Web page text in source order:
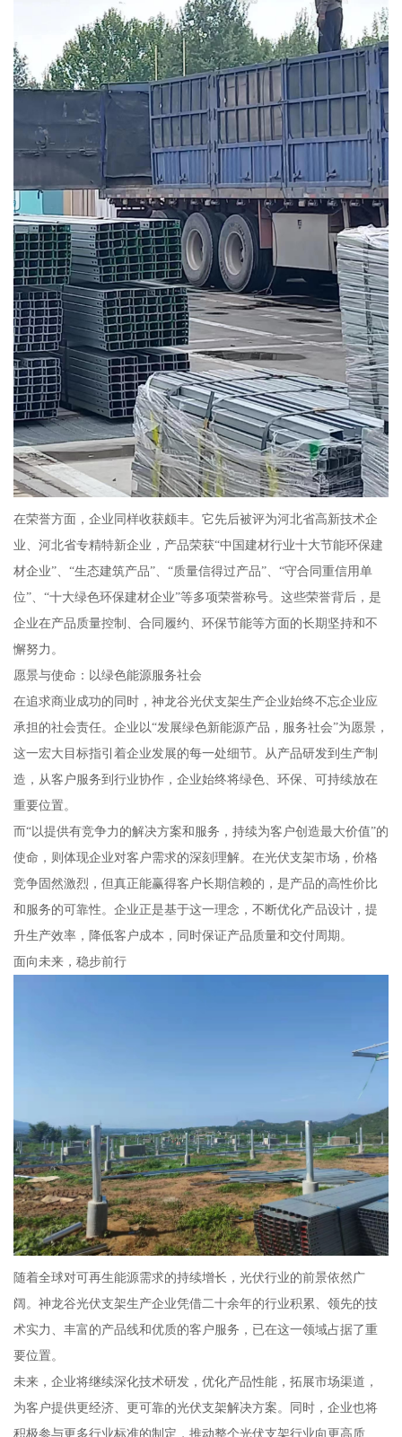
在荣誉方面，企业同样收获颇丰。它先后被评为河北省高新技术企
业、河北省专精特新企业，产品荣获“中国建材行业十大节能环保建
材企业”、“生态建筑产品”、“质量信得过产品”、“守合同重信用单
位”、“十大绿色环保建材企业”等多项荣誉称号。这些荣誉背后，是
企业在产品质量控制、合同履约、环保节能等方面的长期坚持和不
懈努力。
愿景与使命：以绿色能源服务社会
在追求商业成功的同时，神龙谷光伏支架生产企业始终不忘企业应
承担的社会责任。企业以“发展绿色新能源产品，服务社会”为愿景，
这一宏大目标指引着企业发展的每一处细节。从产品研发到生产制
造，从客户服务到行业协作，企业始终将绿色、环保、可持续放在
重要位置。
而“以提供有竞争力的解决方案和服务，持续为客户创造最大价值”的
使命，则体现企业对客户需求的深刻理解。在光伏支架市场，价格
竞争固然激烈，但真正能赢得客户长期信赖的，是产品的高性价比
和服务的可靠性。企业正是基于这一理念，不断优化产品设计，提
升生产效率，降低客户成本，同时保证产品质量和交付周期。
面向未来，稳步前行
随着全球对可再生能源需求的持续增长，光伏行业的前景依然广
阔。神龙谷光伏支架生产企业凭借二十余年的行业积累、领先的技
术实力、丰富的产品线和优质的客户服务，已在这一领域占据了重
要位置。
未来，企业将继续深化技术研发，优化产品性能，拓展市场渠道，
为客户提供更经济、更可靠的光伏支架解决方案。同时，企业也将
积极参与更多行业标准的制定，推动整个光伏支架行业向更高质